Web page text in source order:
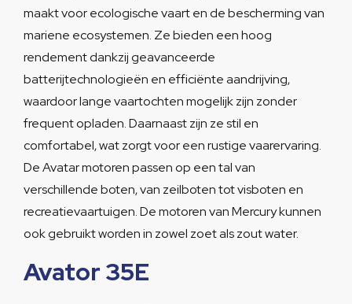
maakt voor ecologische vaart en de bescherming van
mariene ecosystemen. Ze bieden een hoog
rendement dankzij geavanceerde
batterijtechnologieën en efficiënte aandrijving,
waardoor lange vaartochten mogelijk zijn zonder
frequent opladen. Daarnaast zijn ze stil en
comfortabel, wat zorgt voor een rustige vaarervaring.
De Avatar motoren passen op een tal van
verschillende boten, van zeilboten tot visboten en
recreatievaartuigen. De motoren van Mercury kunnen
ook gebruikt worden in zowel zoet als zout water.
Avator 35E